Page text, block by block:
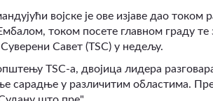
војске је ове изјаве дао
током посете главном граду
Савет (TSC) у недељу.
TSC-а, двојица лидера
сарадње у различитим областима.